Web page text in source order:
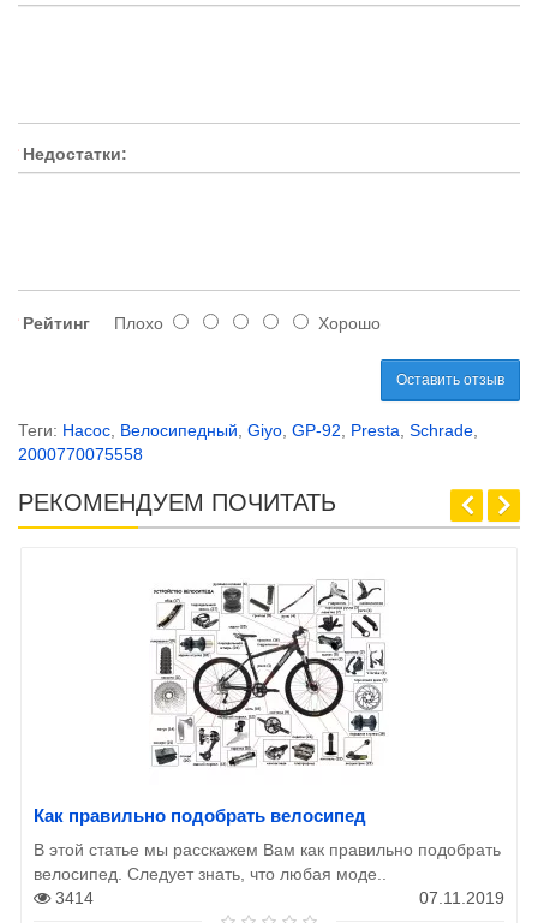
Недостатки:
Рейтинг Плохо Хорошо
Оставить отзыв
Теги: Насос, Велосипедный, Giyo, GP-92, Presta, Schrade,
2000770075558
РЕКОМЕНДУЕМ ПОЧИТАТЬ
Как правильно подобрать велосипед
В этой статье мы расскажем Вам как правильно подобрать
велосипед. Следует знать, что любая моде..
3414
07.11.2019